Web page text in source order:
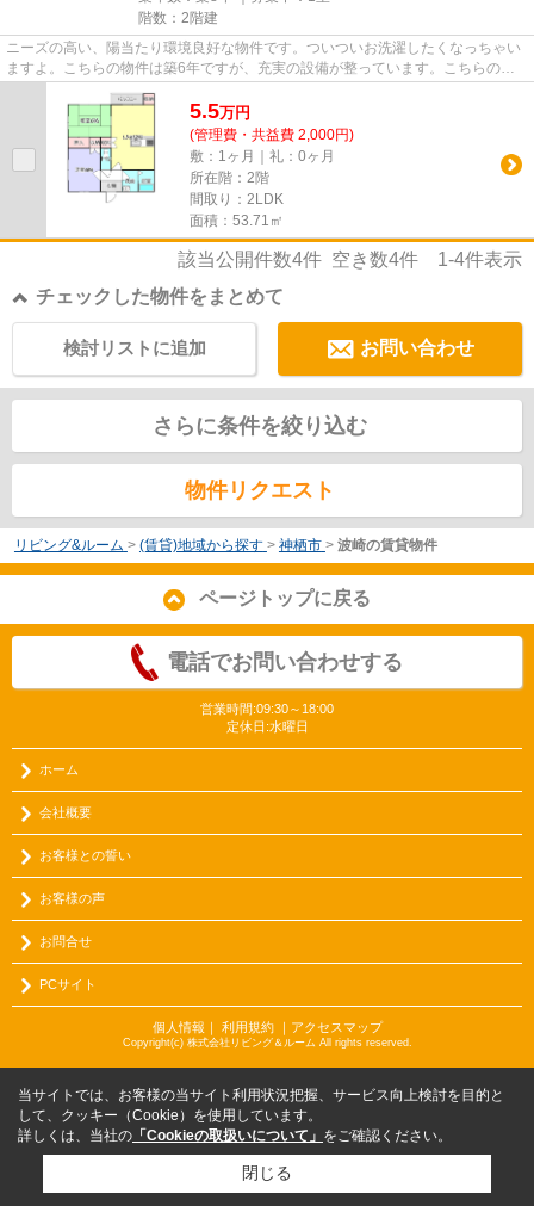
階数：2階建
ニーズの高い、陽当たり環境良好な物件です。ついついお洗濯したくなっちゃい
ますよ。こちらの物件は築6年ですが、充実の設備が整っています。こちらの物
5.5万円
(管理費・共益費 2,000円)
敷：1ヶ月｜礼：0ヶ月
所在階：2階
間取り：2LDK
面積：53.71㎡
該当公開件数4件 空き数4件 1-4件表示
チェックした物件をまとめて
お問い合わせ
検討リストに追加
さらに条件を絞り込む
物件リクエスト
リビング&ルーム > (賃貸)地域から探す > 神栖市 > 波崎の賃貸物件
ページトップに戻る
電話でお問い合わせする
営業時間:09:30～18:00
定休日:水曜日
ホーム
会社概要
お客様との誓い
お客様の声
お問合せ
PCサイト
個人情報 利用規約｜ アクセスマップ
Copyright(c) 株式会社リビング＆ルーム All rights reserved.
当サイトでは、お客様の当サイト利用状況把握、サービス向上検討を目的と
して、クッキー（Cookie）を使用しています。
詳しくは、当社の 「Cookieの取扱いについて」 をご確認ください。
閉じる